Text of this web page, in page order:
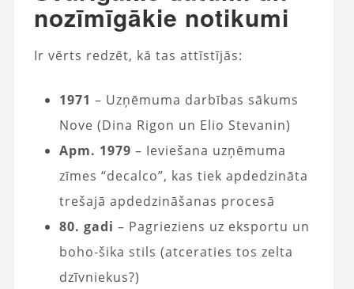
nozīmīgākie notikumi
Ir vērts redzēt, kā tas attīstījās:
1971 – Uzņēmuma darbības sākums
Nove (Dina Rigon un Elio Stevanin)
Apm. 1979 – Ieviešana uzņēmuma
zīmes “decalco”, kas tiek apdedzināta
trešajā apdedzināšanas procesā
80. gadi – Pagrieziens uz eksportu un
boho‑šika stils (atceraties tos zelta
dzīvniekus?)